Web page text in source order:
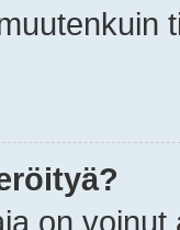
on